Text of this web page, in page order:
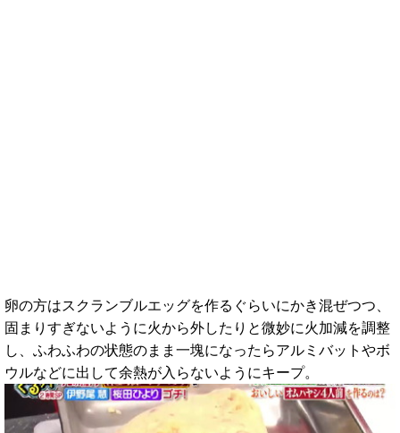
卵の方はスクランブルエッグを作るぐらいにかき混ぜつつ、
固まりすぎないように火から外したりと微妙に火加減を調整
し、ふわふわの状態のまま一塊になったらアルミバットやボ
ウルなどに出して余熱が入らないようにキープ。